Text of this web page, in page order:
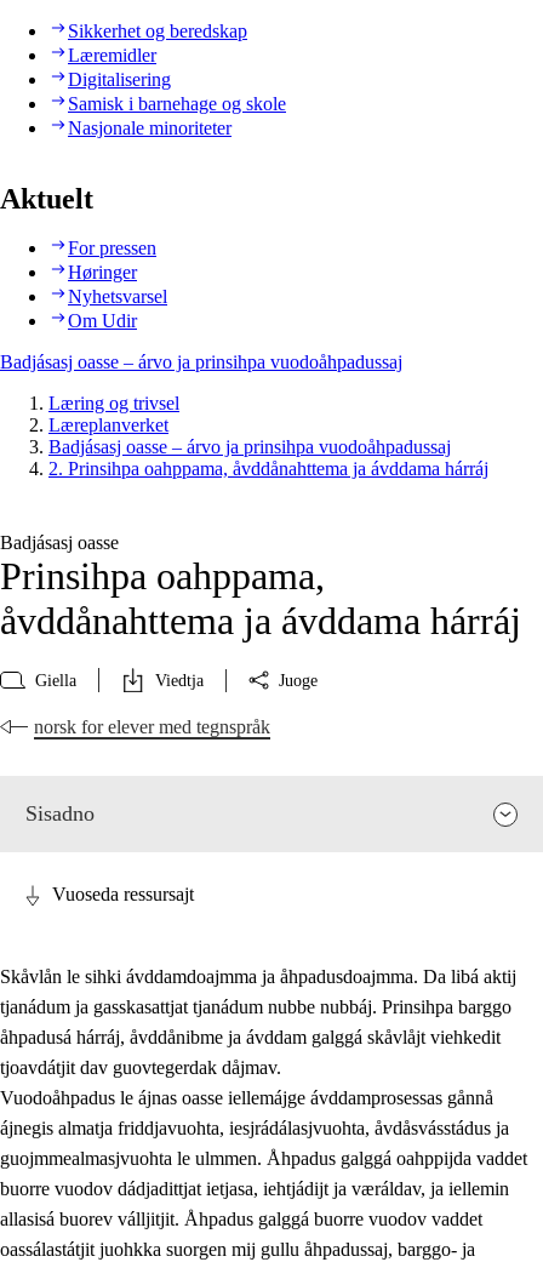
Sikkerhet og beredskap
Læremidler
Digitalisering
Samisk i barnehage og skole
Nasjonale minoriteter
Aktuelt
For pressen
Høringer
Nyhetsvarsel
Om Udir
Badjásasj oasse – árvo ja prinsihpa vuodoåhpadussaj
Læring og trivsel
Læreplanverket
Badjásasj oasse – árvo ja prinsihpa vuodoåhpadussaj
2. Prinsihpa oahppama, åvddånahttema ja ávddama hárráj
Badjásasj oasse
Prinsihpa oahppama,
åvddånahttema ja ávddama hárráj
Giella Viedtja Juoge
norsk for elever med tegnspråk
Sisadno
2.
Prinsihpa oahppama, åvddånahttema ja ávddama
hárráj
Vuoseda ressursajt
Skåvlån le sihki ávddamdoajmma ja åhpadusdoajmma. Da libá aktij
tjanádum ja gasskasattjat tjanádum nubbe nubbáj. Prinsihpa barggo
åhpadusá hárráj, åvddånibme ja ávddam galggá skåvlåjt viehkedit
tjoavdátjit dav guovtegerdak dåjmav.
Vuodoåhpadus le ájnas oasse iellemájge ávddamprosessas gånnå
ájnegis almatja friddjavuohta, iesjrádálasjvuohta, åvdåsvásstádus ja
guojmmealmasjvuohta le ulmmen. Åhpadus galggá oahppijda vaddet
buorre vuodov dádjadittjat ietjasa, iehtjádijt ja væráldav, ja iellemin
allasisá buorev válljitjit. Åhpadus galggá buorre vuodov vaddet
oassálastátjit juohkka suorgen mij gullu åhpadussaj, barggo- ja